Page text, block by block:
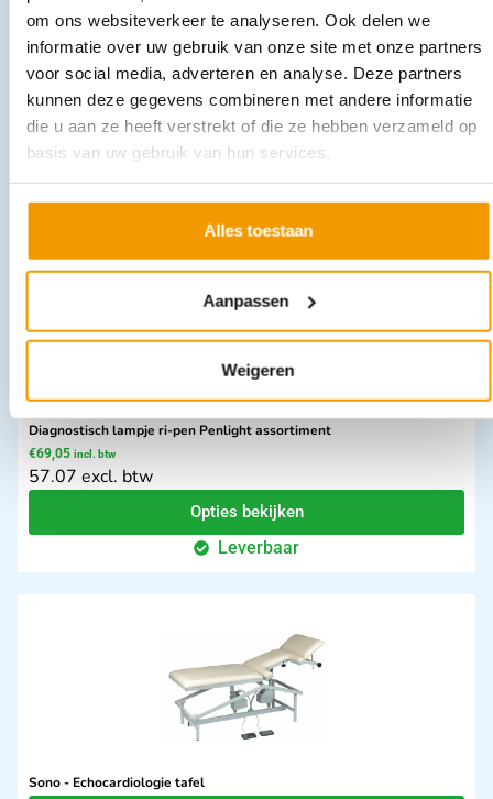
om ons websiteverkeer te analyseren. Ook delen we
informatie over uw gebruik van onze site met onze partners
voor social media, adverteren en analyse. Deze partners
kunnen deze gegevens combineren met andere informatie
die u aan ze heeft verstrekt of die ze hebben verzameld op
basis van uw gebruik van hun services.
Alles toestaan
Aanpassen
Weigeren
Bloedafname stoel model BES-1046
€356,95 – €630,41 incl. btw
295 excl. btw
Opties bekijken
Diagnostisch lampje ri-pen Penlight assortiment
€69,05 incl. btw
57.07 excl. btw
Opties bekijken
Leverbaar
Sono - Echocardiologie tafel